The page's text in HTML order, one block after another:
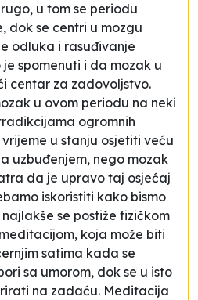
u tom se periodu
dok se centri u mozgu
odluka i rasuđivanje
spomenuti i da mozak u
centar za zadovoljstvo.
u ovom periodu na neki
ogromnih
u stanju osjetiti veću
uzbuđenjem, nego mozak
da je upravo taj osjećaj
iskoristiti kako bismo
se postiže fizičkom
koja može biti
satima kada se
sa umorom, dok se u isto
na zadaću. Meditacija